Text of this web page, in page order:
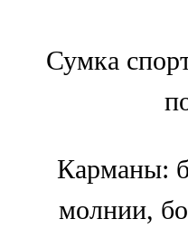
Сумка
Карманы:
молнии,